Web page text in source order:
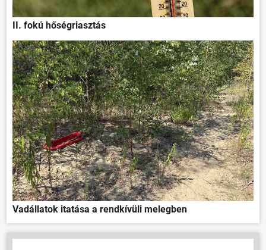
II. fokú hőségriasztás
Vadállatok itatása a rendkívüli melegben